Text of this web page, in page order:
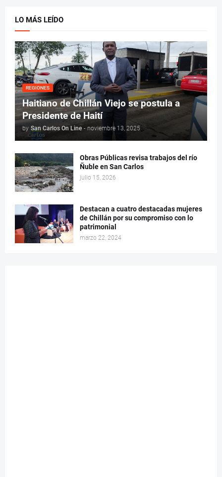
LO MÁS LEÍDO
REGIONES
Haitiano de Chillán Viejo se postula a
Presidente de Haití
by San Carlos On Line - noviembre 13, 2025
Obras Públicas revisa trabajos del río
Ñuble en San Carlos
julio 15, 2026
Destacan a cuatro destacadas mujeres
de Chillán por su compromiso con lo
patrimonial
marzo 22, 2024